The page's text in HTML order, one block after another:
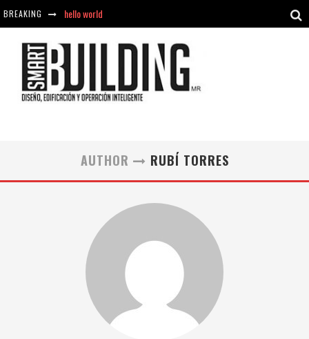
BREAKING hello world
hello world
AUTHOR RUBÍ TORRES